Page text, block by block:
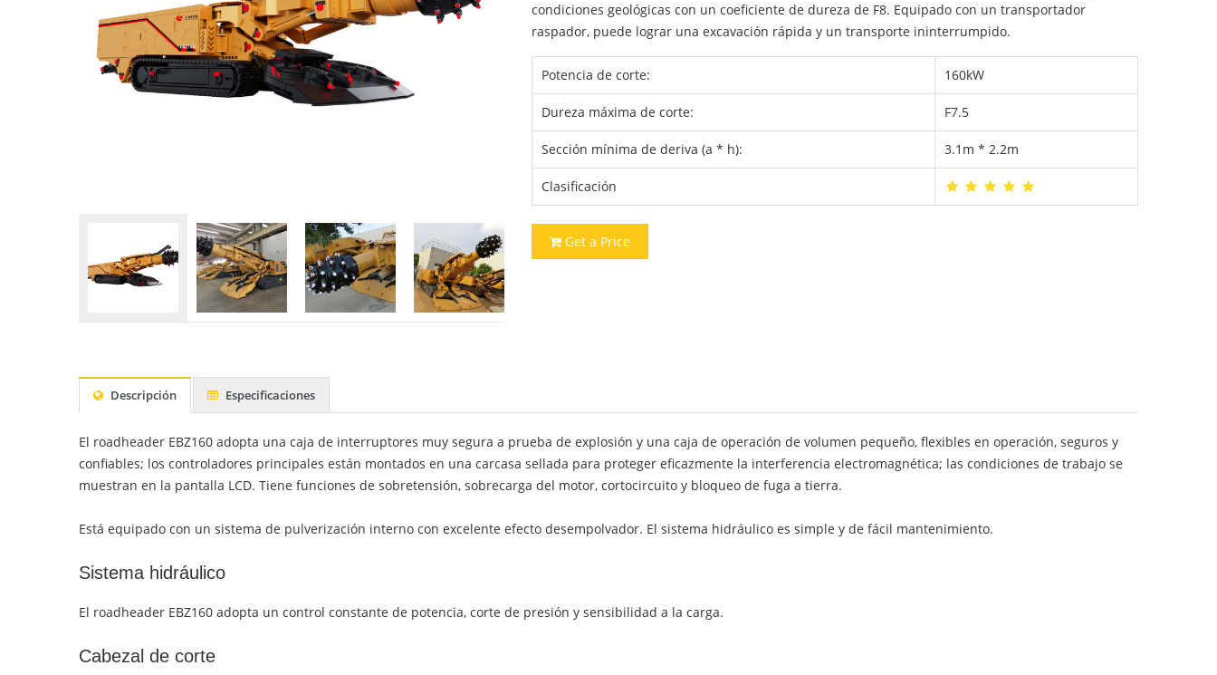
condiciones geológicas con un coeficiente de dureza de F8. Equipado con un transportador
raspador, puede lograr una excavación rápida y un transporte ininterrumpido.
Potencia de corte: 160kW
Dureza máxima de corte: F7.5
Sección mínima de deriva (a * h): 3.1m * 2.2m
Clasificación
Get a Price
Descripción Especificaciones
El roadheader EBZ160 adopta una caja de interruptores muy segura a prueba de explosión y una caja de operación de volumen pequeño, flexibles en operación, seguros y
confiables; los controladores principales están montados en una carcasa sellada para proteger eficazmente la interferencia electromagnética; las condiciones de trabajo se
muestran en la pantalla LCD. Tiene funciones de sobretensión, sobrecarga del motor, cortocircuito y bloqueo de fuga a tierra.
Está equipado con un sistema de pulverización interno con excelente efecto desempolvador. El sistema hidráulico es simple y de fácil mantenimiento.
Sistema hidráulico
El roadheader EBZ160 adopta un control constante de potencia, corte de presión y sensibilidad a la carga.
Cabezal de corte